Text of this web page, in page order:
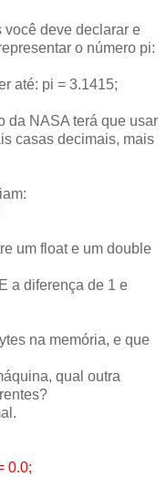
você deve declarar e
o número pi:
até: pi = 3.1415;
da NASA terá que usar
casas decimais, mais
um float e um double
a diferença de 1 e
na memória, e que
qual outra
0.0;